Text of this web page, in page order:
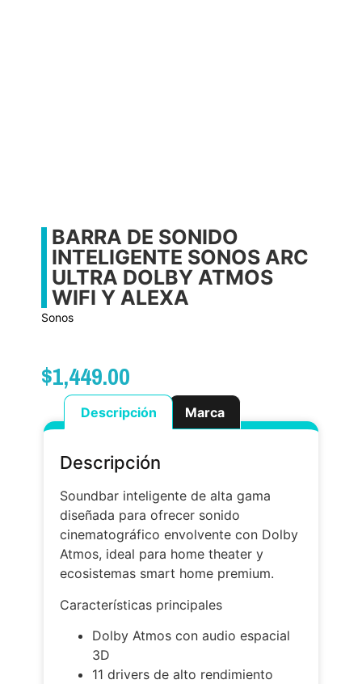
BARRA DE SONIDO
INTELIGENTE SONOS ARC
ULTRA DOLBY ATMOS
WIFI Y ALEXA
Sonos
$1,449.00
Descripción Marca
Descripción
Soundbar inteligente de alta gama
diseñada para ofrecer sonido
cinematográfico envolvente con Dolby
Atmos, ideal para home theater y
ecosistemas smart home premium.
Características principales
Dolby Atmos con audio espacial
3D
11 drivers de alto rendimiento